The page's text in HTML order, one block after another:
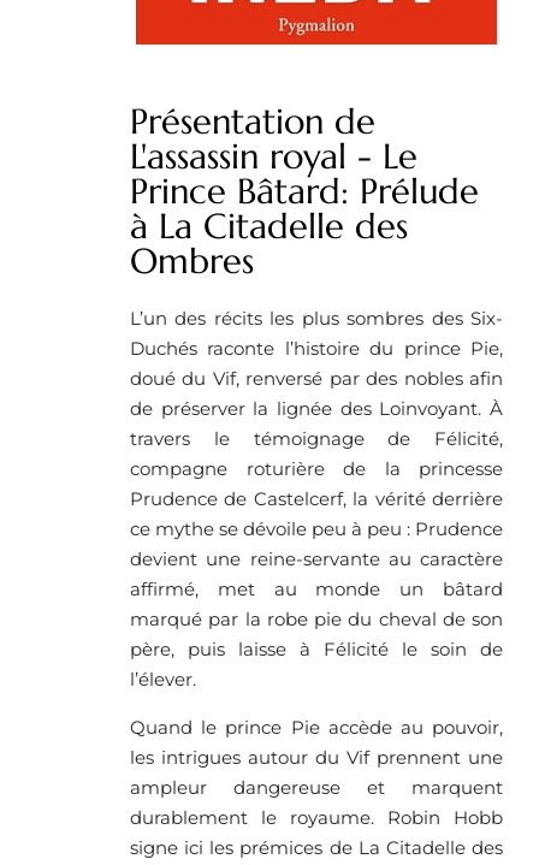
Présentation de
L'assassin royal - Le
Prince Bâtard: Prélude
à La Citadelle des
Ombres
L’un des récits les plus sombres des Six-
Duchés raconte l’histoire du prince Pie,
doué du Vif, renversé par des nobles afin
de préserver la lignée des Loinvoyant. À
travers le témoignage de Félicité,
compagne roturière de la princesse
Prudence de Castelcerf, la vérité derrière
ce mythe se dévoile peu à peu : Prudence
devient une reine-servante au caractère
affirmé, met au monde un bâtard
marqué par la robe pie du cheval de son
père, puis laisse à Félicité le soin de
l’élever.
Quand le prince Pie accède au pouvoir,
les intrigues autour du Vif prennent une
ampleur dangereuse et marquent
durablement le royaume. Robin Hobb
signe ici les prémices de La Citadelle des